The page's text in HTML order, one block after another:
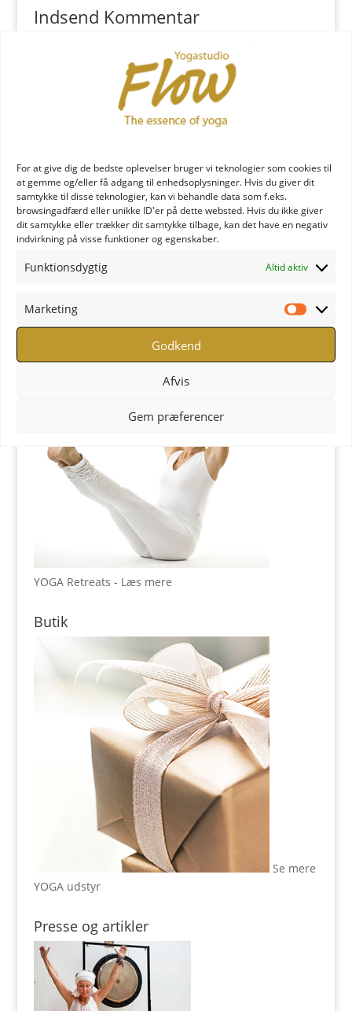
For at give dig de bedste oplevelser bruger vi teknologier som cookies til
at gemme og/eller få adgang til enhedsoplysninger. Hvis du giver dit
samtykke til disse teknologier, kan vi behandle data som f.eks.
browsingadfærd eller unikke ID'er på dette websted. Hvis du ikke giver
dit samtykke eller trækker dit samtykke tilbage, kan det have en negativ
indvirkning på visse funktioner og egenskaber.
Funktionsdygtig Altid aktiv
Marketing
Godkend
Afvis
Gem præferencer
Indsend Kommentar
YOGA læreruddannelse
YOGA uddannelse - læs mere
YOGA Retreats
YOGA Retreats - Læs mere
Butik
Se mere
YOGA udstyr
Presse og artikler